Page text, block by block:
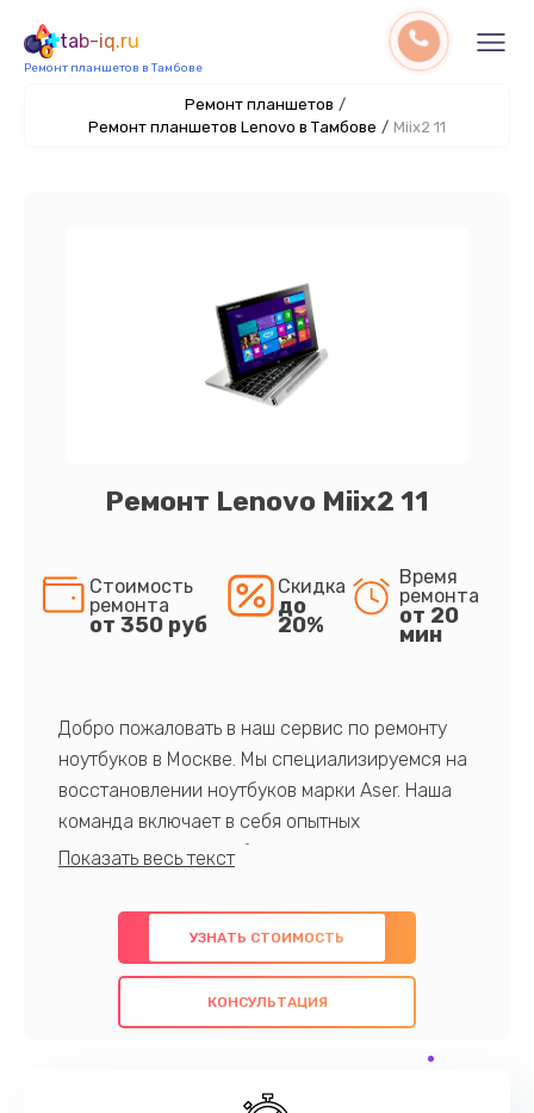
tab-iq.ru
Ремонт планшетов в Тамбове
Ремонт планшетов /
Ремонт планшетов Lenovo в Тамбове / Miix2 11
Ремонт Lenovo Miix2 11
Стоимость
ремонта
от 350 руб
Скидка
до
20%
Время
ремонта
от 20
мин
Добро пожаловать в наш сервис по ремонту
ноутбуков в Москве. Мы специализируемся на
восстановлении ноутбуков марки Aser. Наша
команда включает в себя опытных
профессионалов с обширными знаниями и
предлагаем быстрый и качественный ремонт с
использованием оригинальных компонентов, а
также гарантируем качество всех
проведенных работ. Наша цель - предоставить
обслуживание, удовлетворяя их потребности
наилучшим образом. Не медлите записаться на
УЗНАТЬ СТОИМОСТЬ
КОНСУЛЬТАЦИЯ